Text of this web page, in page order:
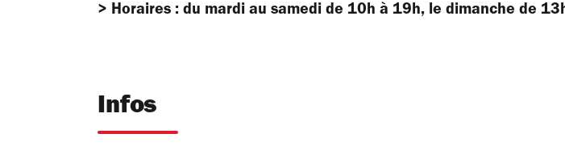
> Horaires : du mardi au samedi de 10h à 19h, le dimanche de
Infos